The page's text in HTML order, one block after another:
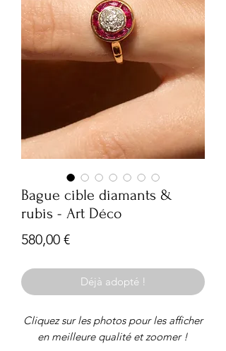
Bague cible diamants &
rubis - Art Déco
580,00 €Prix
Déjà adopté !
Cliquez sur les photos pour les afficher
en meilleure qualité et zoomer !